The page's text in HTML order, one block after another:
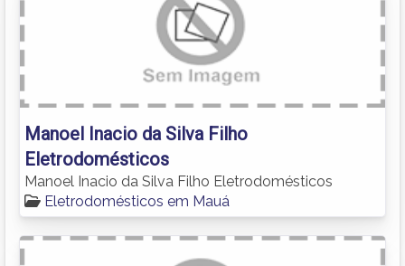
Manoel Inacio da Silva Filho
Eletrodomésticos
Manoel Inacio da Silva Filho Eletrodomésticos
Eletrodomésticos em Mauá